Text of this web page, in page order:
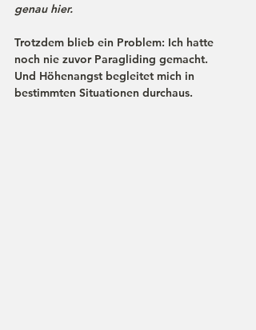
genau hier.
Trotzdem blieb ein Problem: Ich hatte
noch nie zuvor Paragliding gemacht.
Und Höhenangst begleitet mich in
bestimmten Situationen durchaus.